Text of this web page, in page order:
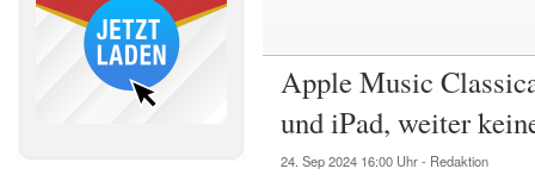
Apple Music
und iPad, weiter
24. Sep 2024 16:00 Uhr - Redaktion